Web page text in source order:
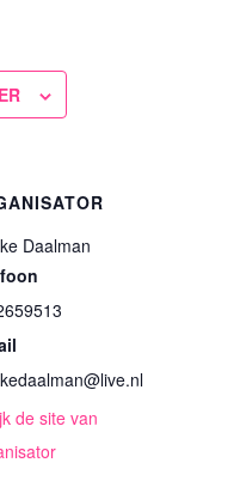
Daalman
de site van